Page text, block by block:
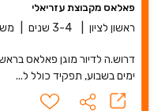
פאלאס מקבוצת עזריאלי
ראשון לציון 3-4 שנים
ימים בשבוע, תפקיד כולל ל...